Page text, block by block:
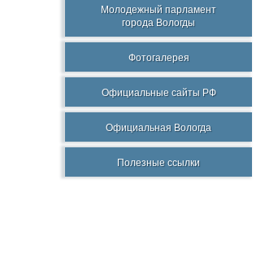
Молодежный парламент
города Вологды
Фотогалерея
Официальные сайты РФ
Официальная Вологда
Полезные ссылки